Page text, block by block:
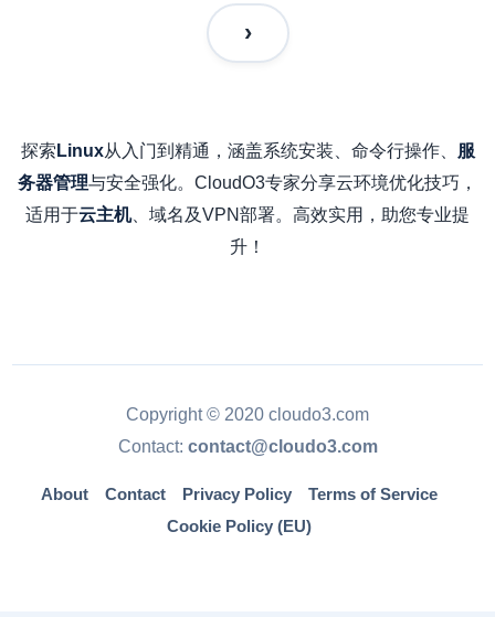
探索 Linux从入门到精通，涵盖系统安装、命令行操作、
服
务器管理与安全强化。CloudO3专家分享云环境优化技巧，
适用于云主机、域名及VPN部署。高效实用，助您专业提
升！
Copyright © 2020 cloudo3.com
Contact: contact@cloudo3.com
About Contact Privacy Policy
Terms of Service
Cookie Policy (EU)